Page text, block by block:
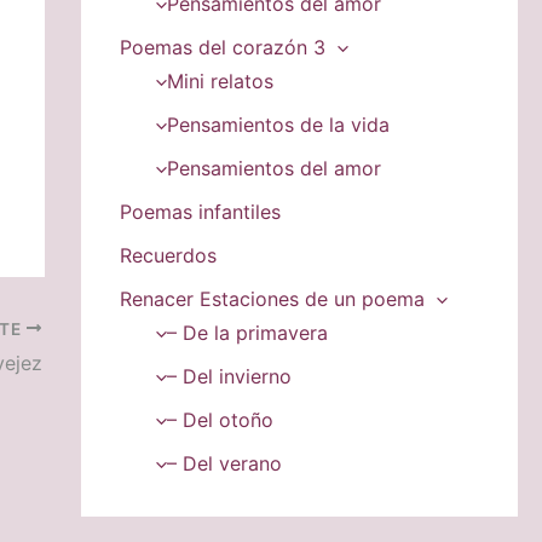
Poemas del corazón 3
Mini relatos
Pensamientos de la vida
Pensamientos del amor
Poemas infantiles
Recuerdos
Renacer Estaciones de un poema
– De la primavera
– Del invierno
– Del otoño
– Del verano